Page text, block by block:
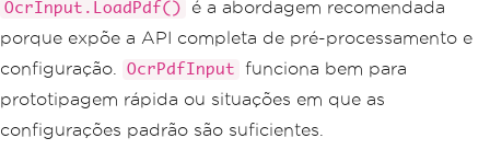
OcrInput.LoadPdf()
é a abordagem recomendada
porque expõe a API completa de pré-processamento e
configuração.
OcrPdfInput
funciona bem para
prototipagem rápida ou situações em que as
configurações padrão são suficientes.